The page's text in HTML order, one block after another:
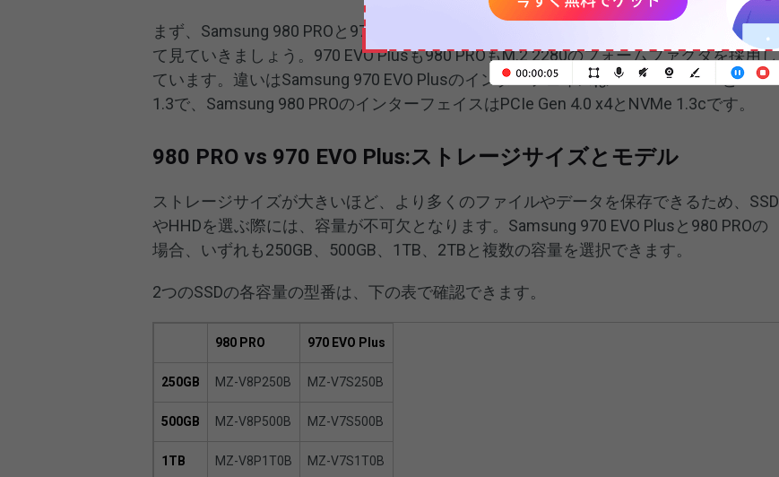
まず、Samsung 980 PROと970 EVO Plusのフォームファクタとインターフェイスについ
て見ていきましょう。970 EVO Plusも980 PROもM.2 2280のフォームファクタを採用し
ています。違いはSamsung 970 EVO PlusのインターフェイスはPCIe Gen 3.0 x4とNVMe
1.3で、Samsung 980 PROのインターフェイスはPCIe Gen 4.0 x4とNVMe 1.3cです。
980 PRO vs 970 EVO Plus:ストレージサイズとモデル
ストレージサイズが大きいほど、より多くのファイルやデータを保存できるため、SSD
やHHDを選ぶ際には、容量が不可欠となります。Samsung 970 EVO Plusと980 PROの
場合、いずれも250GB、500GB、1TB、2TBと複数の容量を選択できます。
2つのSSDの各容量の型番は、下の表で確認できます。
980 PRO 970 EVO Plus
250GB MZ-V8P250B MZ-V7S250B
500GB MZ-V8P500B MZ-V7S500B
1TB MZ-V8P1T0B MZ-V7S1T0B